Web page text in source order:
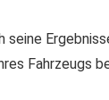
seine
Fahrzeugs